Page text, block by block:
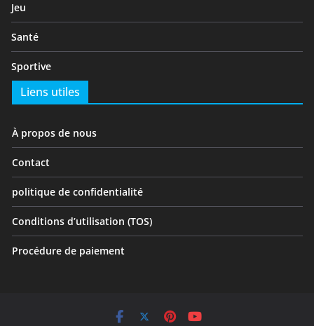
Jeu
Santé
Sportive
Liens utiles
À propos de nous
Contact
politique de confidentialité
Conditions d’utilisation (TOS)
Procédure de paiement